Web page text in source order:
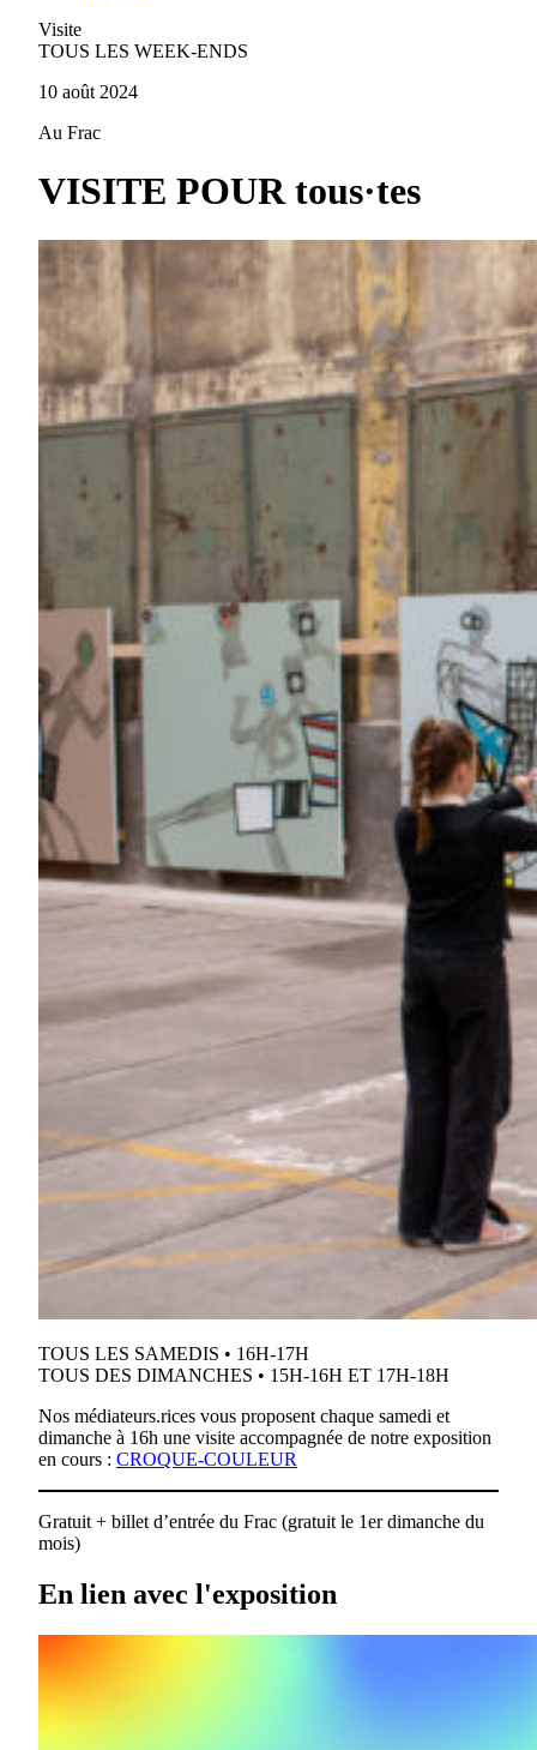
Visite
TOUS LES WEEK-ENDS
10 août 2024
Au Frac
VISITE POUR tous·tes
TOUS LES SAMEDIS • 16H-17H
TOUS DES DIMANCHES • 15H-16H ET 17H-18H
Nos médiateurs.rices vous proposent chaque samedi et
dimanche à 16h une visite accompagnée de notre exposition
en cours : CROQUE-COULEUR
Gratuit + billet d’entrée du Frac (gratuit le 1er dimanche du
mois)
En lien avec l'exposition